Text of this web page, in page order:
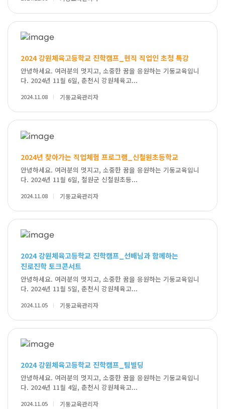
2024 강원체육고등학교 진학캠프_현직 직업인 초청 특강
안녕하세요. 여러분의 멋지고, 소중한 꿈을 응원하는 기둥교육입니
다. 2024년 11월 6일, 춘천시 강원체육고...
2024.11.08 기둥교육관리자
2024년 찾아가는 직업체험 프로그램_신철원초등학교
안녕하세요. 여러분의 멋지고, 소중한 꿈을 응원하는 기둥교육입니
다. 2024년 11월 6일, 철원군 신철원초등...
2024.11.08 기둥교육관리자
2024 강원체육고등학교 진학캠프_선배님과 함께하는
진로진학 토크콘서트
안녕하세요. 여러분의 멋지고, 소중한 꿈을 응원하는 기둥교육입니
다. 2024년 11월 5일, 춘천시 강원체육고...
2024.11.05 기둥교육관리자
2024 강원체육고등학교 진학캠프_팀빌딩
안녕하세요. 여러분의 멋지고, 소중한 꿈을 응원하는 기둥교육입니
다. 2024년 11월 4일, 춘천시 강원체육고...
2024.11.05 기둥교육관리자